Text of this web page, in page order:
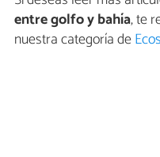
entre golfo y bahía, te
nuestra categoría de